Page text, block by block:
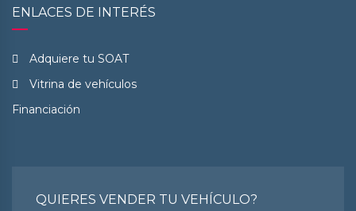
ENLACES DE INTERÉS
Adquiere tu SOAT
Vitrina de vehículos
Financiación
QUIERES VENDER TU VEHÍCULO?